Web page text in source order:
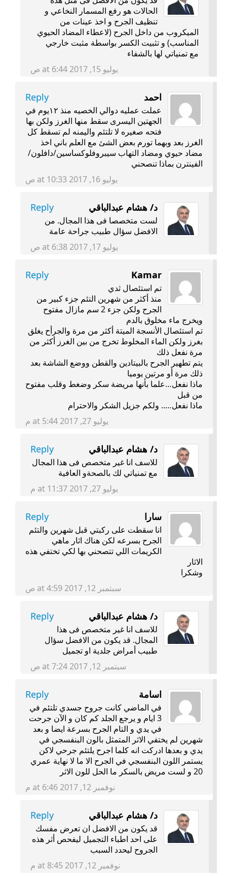
الحالات هو رفع المسمار النخاعي و
تنظيف الجرح و اخذ عينات من
الميكروب من داخل الجرح (لاعطاء المضاد الحيوي
المناسب) و تثبيت الكسر بواسطة مثبت خارجي
مع تمنياتي لها بالشفاء
يوليو 15, 2017 at 6:44 ص
احمد Reply
عملت عمليه دوالي الخصيه منذ ١٢يوم في
الجهتين اليسرى سقط منها الغرز ولكن بها
فتحه صغيره لا تلتئم واليمنه لم تسقط كل
الغرز بعد وبهما تورم بعض الشئ مع العلم باني اخذ
مضاد حيوي ومضاد التهاب سيبروفلوكساسين/دافلون/
الفينترن بماذا تنصحني
يوليو 16, 2017 at 10:33 ص
د/ هشام عبدالباقي Reply
لست متخصصا فى هذا المجال. من
الافضل سؤال طبيب جراحة عامة
يوليو 17, 2017 at 6:38 ص
Kamar
Reply
تم استئصال ثدي
منذ أكثر من شهرين التئم جزء كبير من
الجرح ولكن جزء 2 سم مازال مفتوح
ويخرج ماء مخلوق بالدم
تم استئصال الأنسجة الميتة أكثر من مرة والجرأح يغلق
بغرز ولكن الماء المخلوط تخرج من بين الغرز أكثر من
مرة نفعل ذلك
يتم تطهير الجرح بالبيتادين والقطن ووضع الشاشة بعد
ذلك مرة أو مرتين يوميا
ماذا نفعل…علما بأنها مريضة سكر وضغط وقلب مفتوح
من قبل
ماذا نفعل….. ولكم جزيل الشكر والاحترام
يوليو 27, 2017 at 5:44 م
د/ هشام عبدالباقي Reply
للاسف انا غير متخصص فى هذا المجال
مع تمنياتي لك بالصحةو العافية
يوليو 27, 2017 at 11:37 م
سارا Reply
انا سقطت على ركبتي قبل شهرين والتئم
الجرح بسرعه لكن هناك اثار ماهي
الكريمات اللي تتصحني بها لكي تختفي هذه
الاثار
وشكرا
سبتمبر 12, 2017 at 4:59 ص
د/ هشام عبدالباقي Reply
للاسف انا غير متخصص فى هذا
المجال. قد يكون من الافضل سؤال
طبيب أمراض جلدية او تجميل
سبتمبر 12, 2017 at 7:24 ص
اسامة Reply
في الماضي كانت جروح جسدي تلتئم في
3 ايام و يرجع الجلد كم كان و الآن جرحت
في يدي و التام الجرح بسرعة ايضا و بعد
شهرين لم يختفي الاثر المتمثل بالون البنفسجي في
يدي و بعدها ادركت انه كلما اجرح يلتئم جرحي لاكن
يستمر اللون البنفسجي في الجرح الا ما لا نهاية عمري
20 و لست مريض بالسكر ما الحل للون الاثر
نوفمبر 12, 2017 at 6:46 م
د/ هشام عبدالباقي Reply
قد يكون من الافضل ان تعرض مفسك
على احد اطباء التجميل ليفحص أثر هذه
الجروح ليحدد السبب
نوفمبر 12, 2017 at 8:45 م